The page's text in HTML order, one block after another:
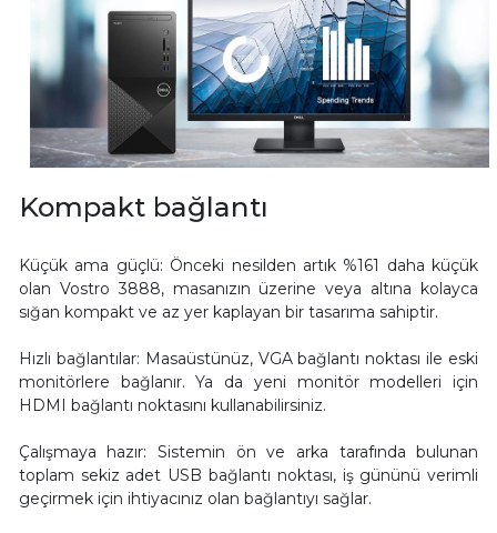
Kompakt bağlantı
Küçük ama güçlü: Önceki nesilden artık %161 daha küçük
olan Vostro 3888, masanızın üzerine veya altına kolayca
sığan kompakt ve az yer kaplayan bir tasarıma sahiptir.
Hızlı bağlantılar: Masaüstünüz, VGA bağlantı noktası ile eski
monitörlere bağlanır. Ya da yeni monitör modelleri için
HDMI bağlantı noktasını kullanabilirsiniz.
Çalışmaya hazır: Sistemin ön ve arka tarafında bulunan
toplam sekiz adet USB bağlantı noktası, iş gününü verimli
geçirmek için ihtiyacınız olan bağlantıyı sağlar.